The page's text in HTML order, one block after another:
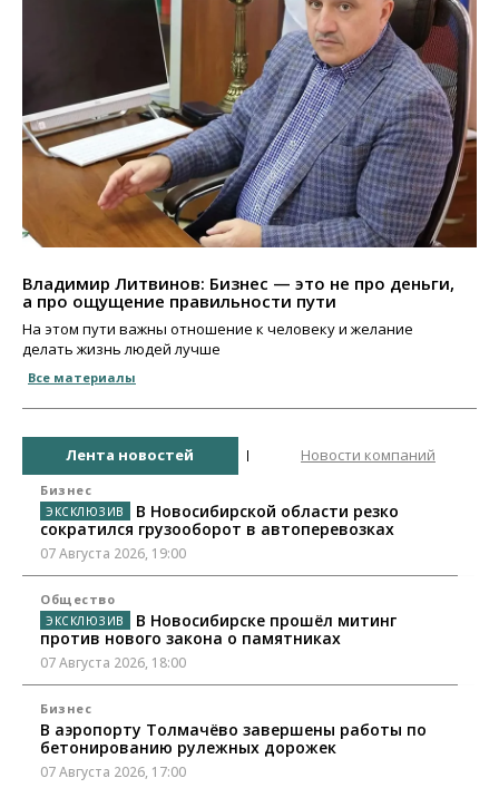
Владимир Литвинов: Бизнес — это не про деньги,
а про ощущение правильности пути
На этом пути важны отношение к человеку и желание
делать жизнь людей лучше
Все материалы
Лента новостей Новости компаний
Бизнес
В Новосибирской области резко
сократился грузооборот в автоперевозках
07 Августа 2026, 19:00
Общество
В Новосибирске прошёл митинг
против нового закона о памятниках
07 Августа 2026, 18:00
Бизнес
В аэропорту Толмачёво завершены работы по
бетонированию рулежных дорожек
07 Августа 2026, 17:00